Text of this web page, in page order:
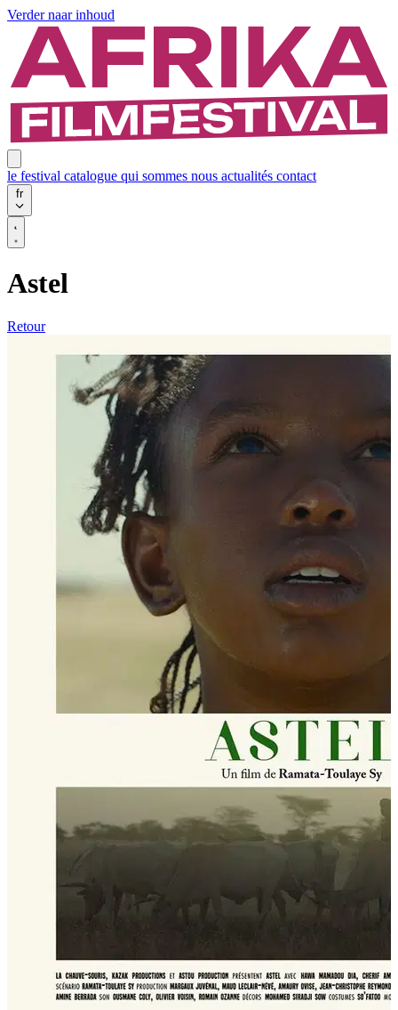
Verder naar inhoud
le festival catalogue qui sommes nous actualités contact
fr
Astel
Retour